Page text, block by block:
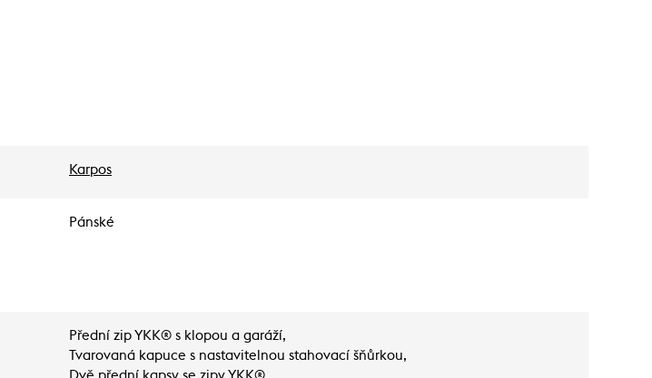
Karpos
Pánské
Přední zip YKK® s klopou a garáží,
Tvarovaná kapuce s nastavitelnou stahovací šňůrkou,